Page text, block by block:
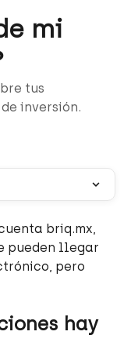
mi
tus
inversión.
briq.mx,
pueden llegar
pero
hay